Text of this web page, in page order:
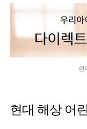
현
현대 해상 어